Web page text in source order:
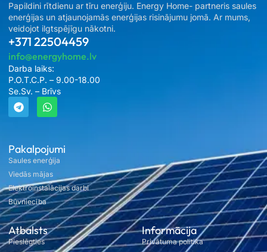
Pakalpojumi
Saules enerģija
Viedās mājas
Elektroinstalācijas darbi
Būvniecība
Atbalsts
Pieslēgties
Informācija
Privātuma politika
Papildini rītdienu ar tīru enerģiju. Energy Home- partneris saules
enerģijas un atjaunojamās enerģijas risinājumu jomā. Ar mums,
veidojot ilgtspējīgu nākotni.
+371 22504459
info@energyhome.lv
Darba laiks:
P.O.T.C.P. – 9.00-18.00
Se.Sv. – Brīvs